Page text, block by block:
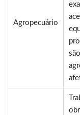
Agropecuário